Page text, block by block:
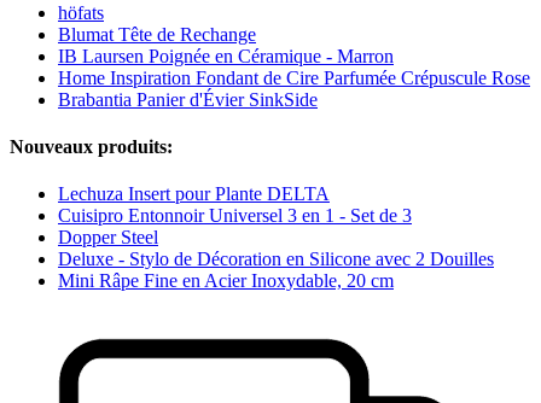
höfats
Blumat Tête de Rechange
IB Laursen Poignée en Céramique - Marron
Home Inspiration Fondant de Cire Parfumée Crépuscule Rose
Brabantia Panier d'Évier SinkSide
Nouveaux produits:
Lechuza Insert pour Plante DELTA
Cuisipro Entonnoir Universel 3 en 1 - Set de 3
Dopper Steel
Deluxe - Stylo de Décoration en Silicone avec 2 Douilles
Mini Râpe Fine en Acier Inoxydable, 20 cm